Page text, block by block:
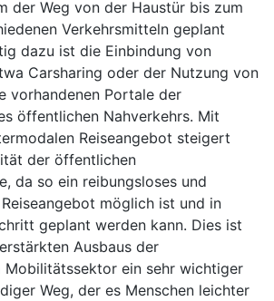
der Weg von der Haustür bis zum
Verkehrsmitteln geplant
dazu ist die Einbindung von
Carsharing oder der Nutzung von
vorhandenen Portale der
öffentlichen Nahverkehrs. Mit
Reiseangebot steigert
der öffentlichen
da so ein reibungsloses und
möglich ist und in
geplant werden kann. Dies ist
Ausbaus der
Mobilitätssektor ein sehr wichtiger
Weg, der es Menschen leichter